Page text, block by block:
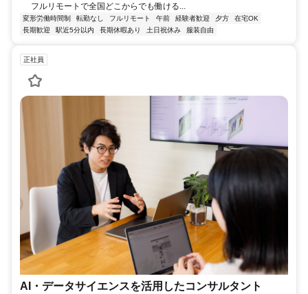
フルリモートで全国どこからでも働ける...
変形労働時間制 転勤なし フルリモート 午前 経験者歓迎 夕方
在宅OK
長期歓迎
駅近5分以内 長期休暇あり 土日祝休み 服装自由
正社員
AI・データサイエンスを活用したコンサルタント